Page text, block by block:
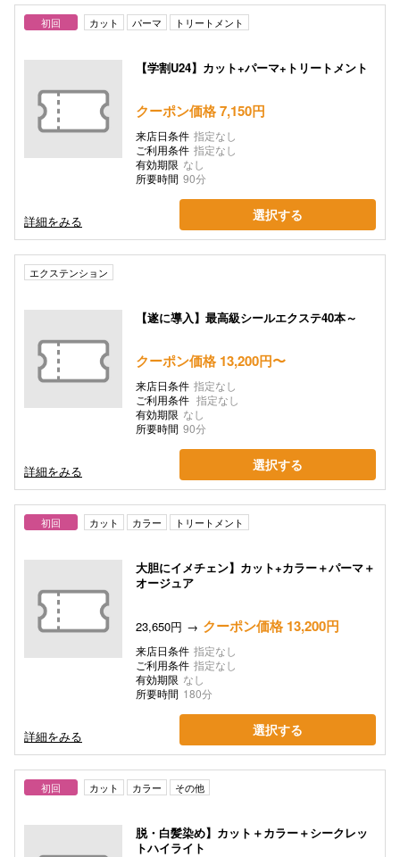
初回 カット パーマ トリートメント
【学割U24】カット+パーマ+トリートメント
クーポン価格 7,150円
来店日条件 指定なし
ご利用条件 指定なし
有効期限 なし
所要時間 90分
詳細をみる 選択する
エクステンション
【遂に導入】最高級シールエクステ40本～
クーポン価格 13,200円〜
来店日条件 指定なし
ご利用条件 指定なし
有効期限 なし
所要時間 90分
詳細をみる 選択する
初回 カット カラー トリートメント
大胆にイメチェン】カット+カラー＋パーマ＋
オージュア
23,650円 クーポン価格 13,200円
来店日条件 指定なし
ご利用条件 指定なし
有効期限 なし
所要時間 180分
詳細をみる 選択する
初回 カット カラー その他
脱・白髪染め】カット＋カラー＋シークレッ
トハイライト